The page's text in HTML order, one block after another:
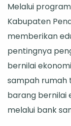
Melalui
Kabupaten
memberikan
pentingnya
bernilai
sampah rumah
barang bernilai
melalui bank